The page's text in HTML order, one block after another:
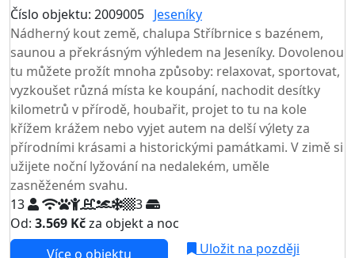
Číslo objektu: 2009005 Jeseníky
Nádherný kout země, chalupa Stříbrnice s bazénem,
saunou a překrásným výhledem na Jeseníky. Dovolenou
tu můžete prožít mnoha způsoby: relaxovat, sportovat,
vyzkoušet různá místa ke koupání, nachodit desítky
kilometrů v přírodě, houbařit, projet to tu na kole
křížem krážem nebo vyjet autem na delší výlety za
přírodními krásami a historickými památkami. V zimě si
užijete noční lyžování na nedalekém, uměle
zasněženém svahu.
13
3
Od: 3.569 Kčza objekt a noc
Více o objektu
Uložit na později